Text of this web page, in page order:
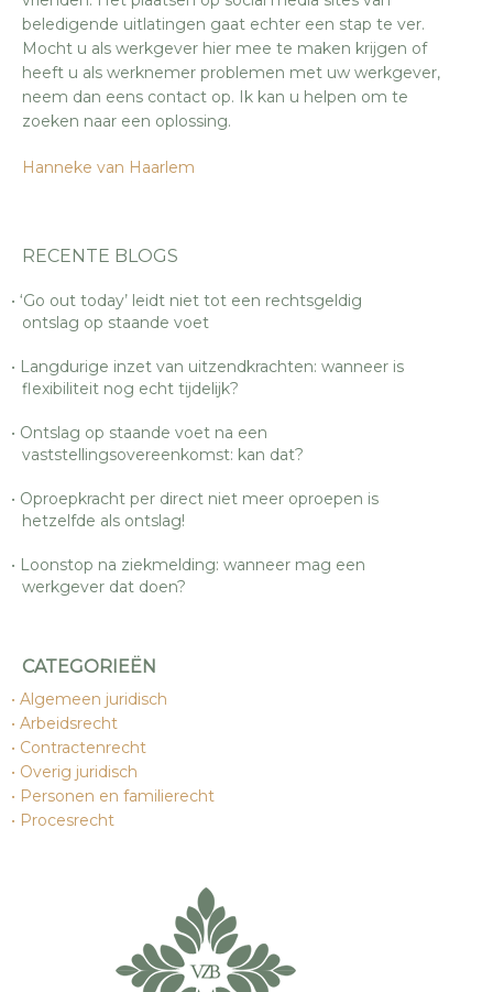
beledigende uitlatingen gaat echter een stap te ver.
Mocht u als werkgever hier mee te maken krijgen of
heeft u als werknemer problemen met uw werkgever,
neem dan eens contact op. Ik kan u helpen om te
zoeken naar een oplossing.
Hanneke van Haarlem
RECENTE BLOGS
‘Go out today’ leidt niet tot een rechtsgeldig
ontslag op staande voet
Langdurige inzet van uitzendkrachten: wanneer is
flexibiliteit nog echt tijdelijk?
Ontslag op staande voet na een
vaststellingsovereenkomst: kan dat?
Oproepkracht per direct niet meer oproepen is
hetzelfde als ontslag!
Loonstop na ziekmelding: wanneer mag een
werkgever dat doen?
CATEGORIEËN
Algemeen juridisch
Arbeidsrecht
Contractenrecht
Overig juridisch
Personen en familierecht
Procesrecht